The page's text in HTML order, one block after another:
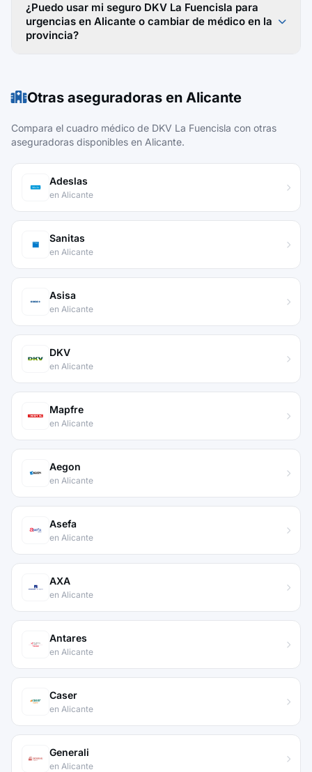
¿Puedo usar mi seguro DKV La Fuencisla para
urgencias en Alicante o cambiar de médico en la
provincia?
Otras aseguradoras en Alicante
Compara el cuadro médico de DKV La Fuencisla con otras
aseguradoras disponibles en Alicante.
Adeslas
en Alicante
Sanitas
en Alicante
Asisa
en Alicante
DKV
en Alicante
Mapfre
en Alicante
Aegon
en Alicante
Asefa
en Alicante
AXA
en Alicante
Antares
en Alicante
Caser
en Alicante
Generali
en Alicante